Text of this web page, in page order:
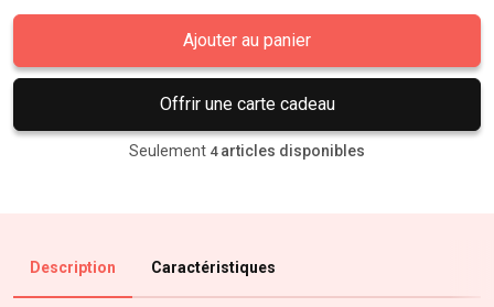
Ajouter au panier
Offrir une carte cadeau
Seulement 4 articles disponibles
Description Caractéristiques